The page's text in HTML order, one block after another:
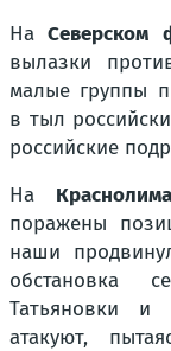
На Северском
вылазки
малые группы
в тыл
российские
На
поражены
наши
обстановка
Татьяновки и
атакуют,